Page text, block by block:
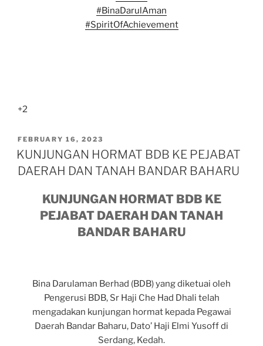
#BinaDarulAman
#SpiritOfAchievement
+2
FEBRUARY 16, 2023
KUNJUNGAN HORMAT BDB KE PEJABAT
DAERAH DAN TANAH BANDAR BAHARU
KUNJUNGAN HORMAT BDB KE
PEJABAT DAERAH DAN TANAH
BANDAR BAHARU
Bina Darulaman Berhad (BDB) yang diketuai oleh
Pengerusi BDB, Sr Haji Che Had Dhali telah
mengadakan kunjungan hormat kepada Pegawai
Daerah Bandar Baharu, Dato’ Haji Elmi Yusoff di
Serdang, Kedah.